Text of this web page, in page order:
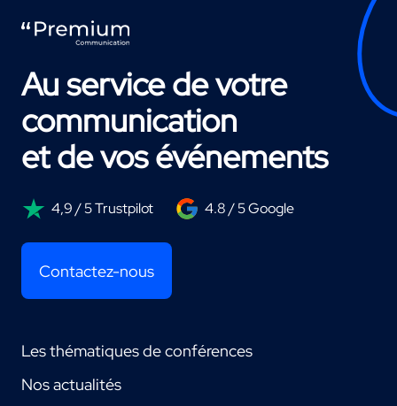
Au service de votre
communication
et de vos événements
4,9 / 5 Trustpilot 4.8 / 5 Google
Contactez-nous
Les thématiques de conférences
Nos actualités